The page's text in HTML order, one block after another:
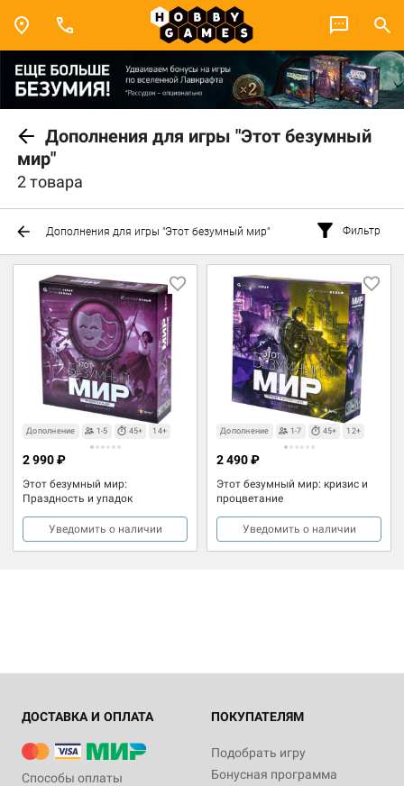
Дополнения для игры "Этот безумный
мир"
2 товара
Дополнения для игры "Этот безумный мир" Фильтр
Дополнение 1-5 45+ 14+
Этот безумный мир:
Праздность и упадок
2 990 ₽
Уведомить о наличии
Дополнение 1-7 45+ 12+
Этот безумный мир: кризис и
процветание
2 490 ₽
Уведомить о наличии
ДОСТАВКА И ОПЛАТА
Способы оплаты
ПОКУПАТЕЛЯМ
Подобрать игру
Бонусная программа